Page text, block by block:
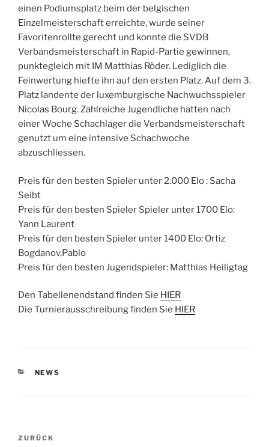
einen Podiumsplatz beim der belgischen
Einzelmeisterschaft erreichte, wurde seiner
Favoritenrollte gerecht und konnte die SVDB
Verbandsmeisterschaft in Rapid-Partie gewinnen,
punktegleich mit IM Matthias Röder. Lediglich die
Feinwertung hiefte ihn auf den ersten Platz. Auf dem 3.
Platz landente der luxemburgische Nachwuchsspieler
Nicolas Bourg. Zahlreiche Jugendliche hatten nach
einer Woche Schachlager die Verbandsmeisterschaft
genutzt um eine intensive Schachwoche
abzuschliessen.
Preis für den besten Spieler unter 2.000 Elo : Sacha
Seibt
Preis für den besten Spieler Spieler unter 1700 Elo:
Yann Laurent
Preis für den besten Spieler unter 1400 Elo: Ortiz
Bogdanov,Pablo
Preis für den besten Jugendspieler: Matthias Heiligtag
Den Tabellenendstand finden Sie HIER
Die Turnierausschreibung finden Sie HIER
KATEGORIEN
NEWS
Beitragsnavigation
Vorheriger
ZURÜCK